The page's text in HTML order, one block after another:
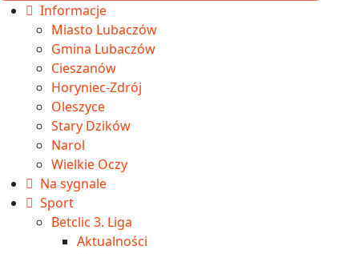
Informacje
Miasto Lubaczów
Gmina Lubaczów
Cieszanów
Horyniec-Zdrój
Oleszyce
Stary Dzików
Narol
Wielkie Oczy
Na sygnale
Sport
Betclic 3. Liga
Aktualności